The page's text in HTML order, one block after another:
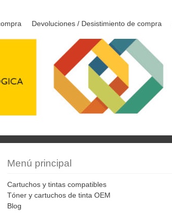
Devoluciones / Desistimiento de compra
Menú principal
Cartuchos y tintas compatibles
Tóner y cartuchos de tinta OEM
Blog